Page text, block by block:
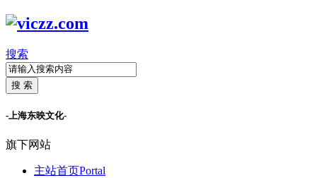
搜索
搜 索
-上海东映文化-
旗下网站
主站首页Portal